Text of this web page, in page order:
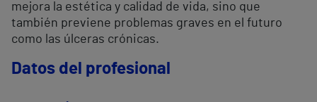
mejora la estética y calidad de vida, sino que
también previene problemas graves en el futuro
como las úlceras crónicas.
Datos del profesional